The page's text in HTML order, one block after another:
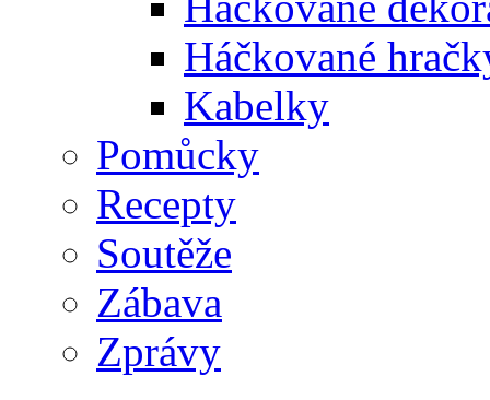
Háčkované
Kabelky
Pomůcky
Recepty
Soutěže
Zábava
Zprávy